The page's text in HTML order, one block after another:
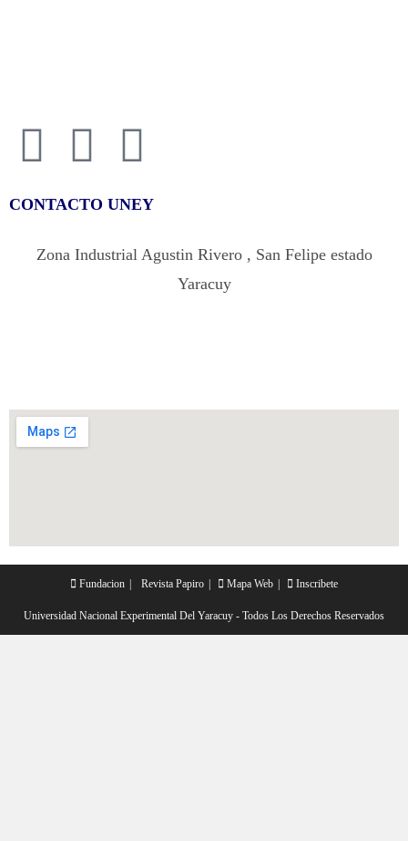
CONTACTO UNEY
Zona Industrial Agustin Rivero , San Felipe estado
Yaracuy
Fundacion Revista Papiro Mapa Web Inscribete
Universidad Nacional Experimental Del Yaracuy - Todos Los Derechos Reservados